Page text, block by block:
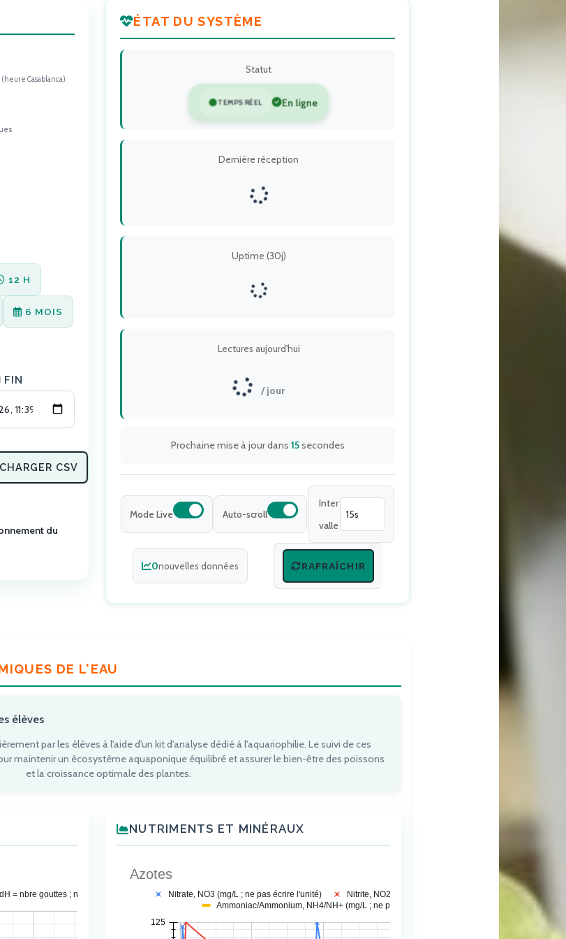
(heure Casablanca)
12 H
6 MOIS
FIN
CSV
du
ÉTAT DU SYSTÈME
Statut
TEMPS RÉEL En ligne
Dernière réception
Uptime (30j)
Lectures aujourd'hui
/ jour
Prochaine mise à jour dans 15secondes
Mode Live Auto-scroll
Inter
valle
0nouvelles données RAFRAÎCHIR
DE L'EAU
élèves
par les élèves à l'aide d'un kit d'analyse dédié à l'aquariophilie. Le suivi de ces
maintenir un écosystème aquaponique équilibré et assurer le bien-être des poissons
et la croissance optimale des plantes.
NUTRIMENTS ET MINÉRAUX